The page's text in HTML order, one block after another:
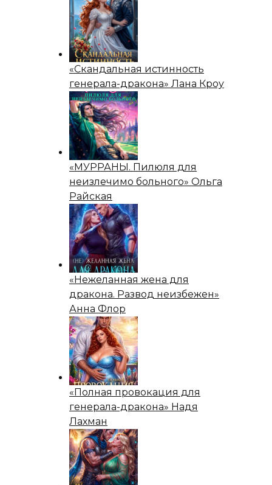
«Скандальная истинность
генерала-дракона» Лана Кроу
«МУРРАНЫ. Пилюля для
неизлечимо больного» Ольга
Райская
«Нежеланная жена для
дракона. Развод неизбежен»
Анна Флор
«Полная провокация для
генерала-дракона» Надя
Лахман